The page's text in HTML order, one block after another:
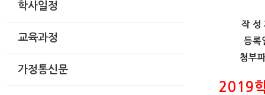
학사일정
교육과정
가정통신문
작 성
등록
첨부
2019